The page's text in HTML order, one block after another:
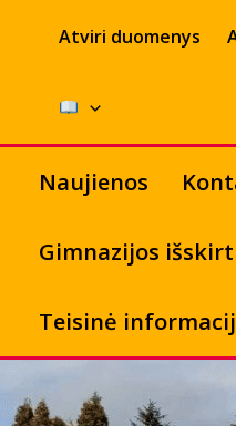
Atviri duomenys
Naujienos
Gimnazijos
Teisinė